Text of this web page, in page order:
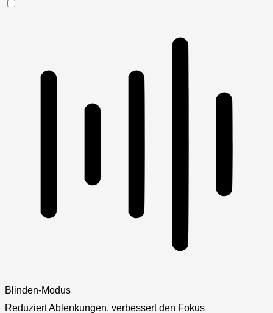
Blinden-Modus
Reduziert Ablenkungen, verbessert den Fokus